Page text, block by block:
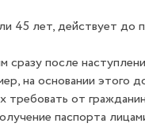
лет, действует до
после
на основании этого
от
паспорта